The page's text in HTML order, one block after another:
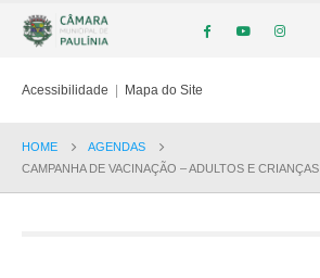
Acessibilidade | Mapa do Site
HOME
AGENDAS
CAMPANHA DE VACINAÇÃO – ADULTOS E CRIANÇAS